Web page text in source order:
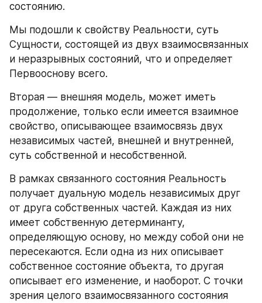
состоянию.
Мы подошли к свойству Реальности, суть
Сущности, состоящей из двух взаимосвязанных
и неразрывных состояний, что и определяет
Первооснову всего.
Вторая — внешняя модель, может иметь
продолжение, только если имеется взаимное
свойство, описывающее взаимосвязь двух
независимых частей, внешней и внутренней,
суть собственной и несобственной.
В рамках связанного состояния Реальность
получает дуальную модель независимых друг
от друга собственных частей. Каждая из них
имеет собственную детерминанту,
определяющую основу, но между собой они не
пересекаются. Если одна из них описывает
собственное состояние объекта, то другая
описывает его изменение, и наоборот. С точки
зрения целого взаимосвязанного состояния